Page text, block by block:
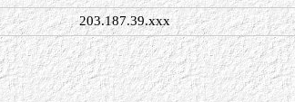
203.187.39.xxx